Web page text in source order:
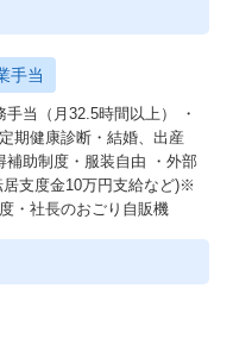
手当
当（月32.5時間以上） ・
期健康診断・結婚、出産
補助制度・服装自由 ・外部
支度金10万円支給など)※
・社長のおごり自販機